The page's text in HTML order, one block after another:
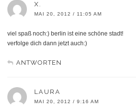
X.
MAI 20, 2012 / 11:05 AM
viel spaß noch:) berlin ist eine schöne stadt!
verfolge dich dann jetzt auch:)
ANTWORTEN
LAURA
MAI 20, 2012 / 9:16 AM